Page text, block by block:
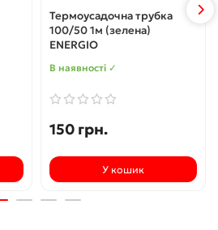
Термоусадочна трубка
100/50 1м (зелена)
ENERGIO
В наявності ✓
150 грн.
У кошик